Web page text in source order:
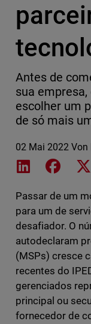
Antes de
sua
escolher um
de só mais
02 Mai 2022 Von
Share on
Passar de um
para um de
desafiador. O
autodeclaram
(MSPs) cresce
recentes do
gerenciados
principal ou
fornecedor de